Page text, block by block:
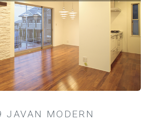
JAVAN MODERN